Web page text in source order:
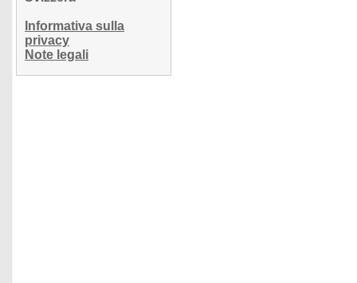
Informativa sulla
privacy
Note legali